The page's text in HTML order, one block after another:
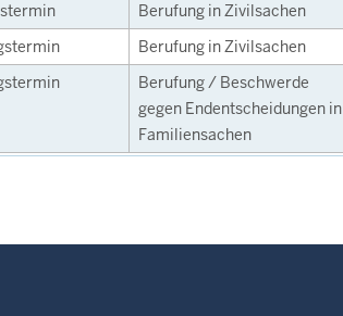
Berufung in Zivilsachen
Berufung in Zivilsachen
Berufung / Beschwerde
gegen Endentscheidungen in
Familiensachen